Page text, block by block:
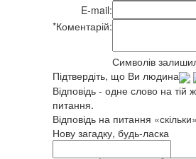
E-mail:
*Коментарій:
Символів
Підтвердіть, що Ви людина
Відповідь - одне слово на тій
питання.
Відповідь на питання
Нову загадку, будь-ласка